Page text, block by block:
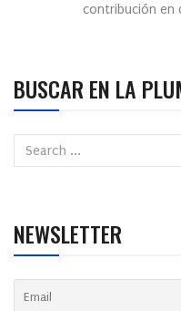
contribución en
BUSCAR EN LA
NEWSLETTER